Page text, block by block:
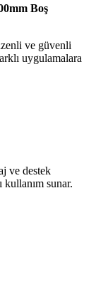
Boş
ve güvenli
uygulamalara
ve destek
kullanım sunar.